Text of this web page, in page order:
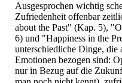
Ausgesprochen wichtig
Zufriedenheit offenbar
about the Past" (Kap. 5),
6) und "Happiness in the
unterschiedliche Dinge, die
Emotionen bezogen sind:
nur in Bezug auf die